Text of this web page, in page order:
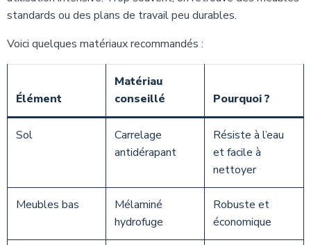
standards ou des plans de travail peu durables.
Voici quelques matériaux recommandés :
Élément
Matériau
conseillé
Pourquoi ?
Sol
Carrelage
antidérapant
Résiste à l’eau
et facile à
nettoyer
Meubles bas
Mélaminé
hydrofuge
Robuste et
économique